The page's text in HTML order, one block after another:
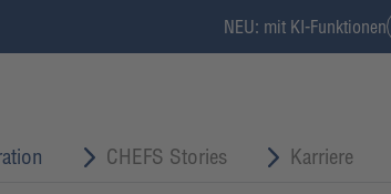
NEU: mit KI-Funktionen
CHEFS Stories Karriere